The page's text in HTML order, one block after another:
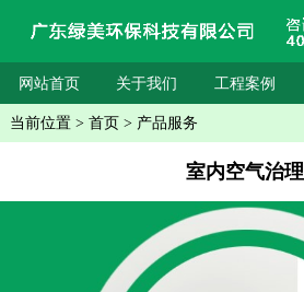
网站首页 关于我们 工程案例
当前位置 > 首页 > 产品服务
室内空气治理